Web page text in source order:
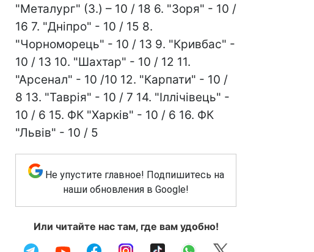
"Металург" (З.) – 10 / 18 6. "Зоря" - 10 /
16 7. "Дніпро" - 10 / 15 8.
"Чорноморець" - 10 / 13 9. "Кривбас" -
10 / 13 10. "Шахтар" - 10 / 12 11.
"Арсенал" - 10 /10 12. "Карпати" - 10 /
8 13. "Таврія" - 10 / 7 14. "Іллічівець" -
10 / 6 15. ФК "Харків" - 10 / 6 16. ФК
"Львів" - 10 / 5
Не упустите главное! Подпишитесь на
наши обновления в Google!
Или читайте нас там, где вам удобно!